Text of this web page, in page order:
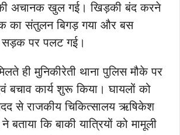
अचानक खुल गई। खिड़की बंद करने
का संतुलन बिगड़ गया और बस
सड़क पर पलट गई।
ही मुनिकीरेती थाना पुलिस मौके पर
बचाव कार्य शुरू किया। घायलों को
से राजकीय चिकित्सालय ऋषिकेश
बताया कि बाकी यात्रियों को मामूली